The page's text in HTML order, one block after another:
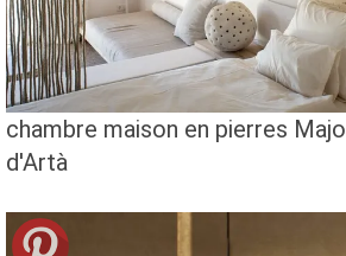
chambre maison en pierres
d'Artà